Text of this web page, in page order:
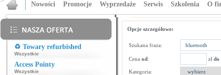
Nowości Promocje Wyprzedaże Serwis Szkolenia O
♻️ Towary refurbished
Wszystkie
Access Pointy
Wszystkie
Opcje szczegółowe:
Szukana fraza:
Cena od: zł do
Kategoria: